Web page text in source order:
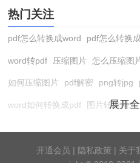
热门关注
pdf怎么转换成word pdf怎么转换
word转pdf 压缩图片 怎么压缩图
如何压缩图片 pdf解密 png转jpg
word如何转换成pdf 图片转换格式
pdf转cad 图片压缩软件 jpg转换
展开
开通会员 | 隐私政策 | 关于